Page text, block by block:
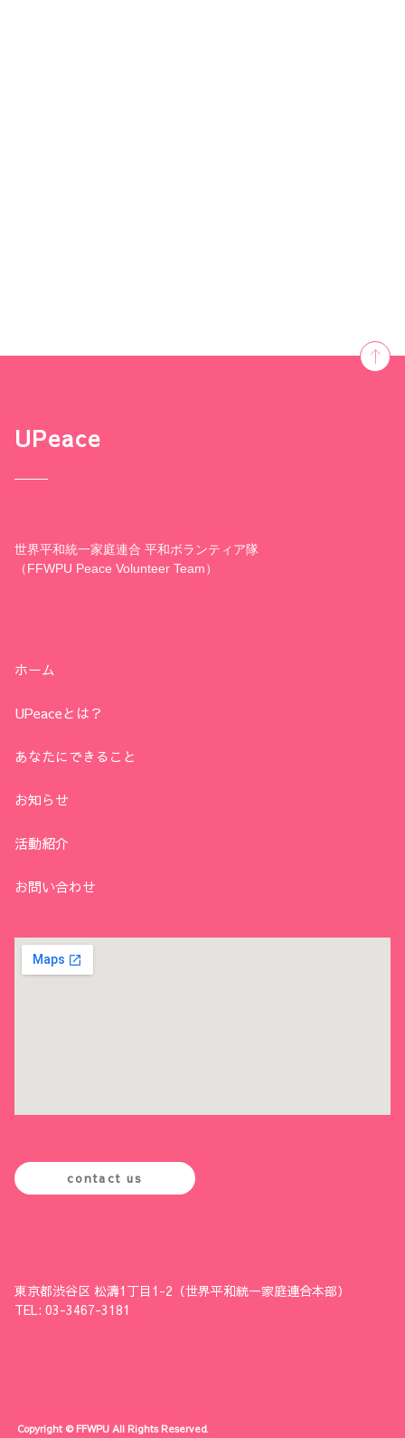
UPeace
世界平和統一家庭連合 平和ボランティア隊
（FFWPU Peace Volunteer Team）
ホーム
UPeaceとは？
あなたにできること
お知らせ
活動紹介
お問い合わせ
contact us
東京都渋谷区 松濤1丁目1-2（世界平和統一家庭連合本部）
TEL: 03-3467-3181
Copyright © FFWPU All Rights Reserved.